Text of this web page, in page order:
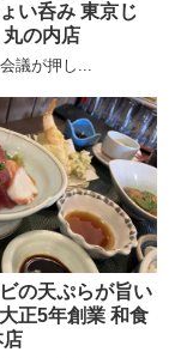
い呑み 東京じ
丸の内店
議が押し...
の天ぷらが旨い
正5年創業 和食
店